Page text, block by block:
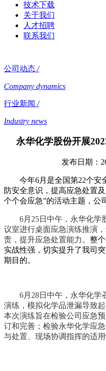
技术下载
关于我们
人才招聘
联系我们
公司动态 /
Company dynamics
行业新闻 /
Industry news
永华化学股份开展
发布日期：
今年6月是全国第22个安
防安全意识，提高应急处置
个个会应急”的活动主题，公
6月 25日中午， 永华化学
议室进行桌面应急演练推演
责，提升应急处置能力。 整
实战性强，切实提升了我司
期目的。
6月 28日中午，永华化学
演练，模拟化学品泄漏导致
本次演练旨在检验公司应急
订和完善；检验永华化学应
与处置、现场协调指挥的适用